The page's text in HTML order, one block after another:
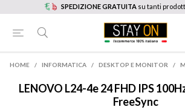
SPEDIZIONE GRATUITA su tanti
HOME / INFORMATICA / DESKTOP E MONITOR /
LENOVO L24-4e 24 FHD IPS
FreeSync